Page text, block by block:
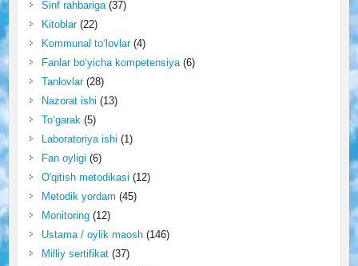
Sinf rahbariga(37)
Kitoblar(22)
Kommunal to‘lovlar(4)
Fanlar bo‘yicha kompetensiya(6)
Tanlovlar(28)
Nazorat ishi (13)
To‘garak(5)
Laboratoriya ishi (1)
Fan oyligi (6)
O'qitish metodikasi (12)
Metodik yordam (45)
Monitoring(12)
Ustama / oylik maosh(146)
Milliy sertifikat(37)